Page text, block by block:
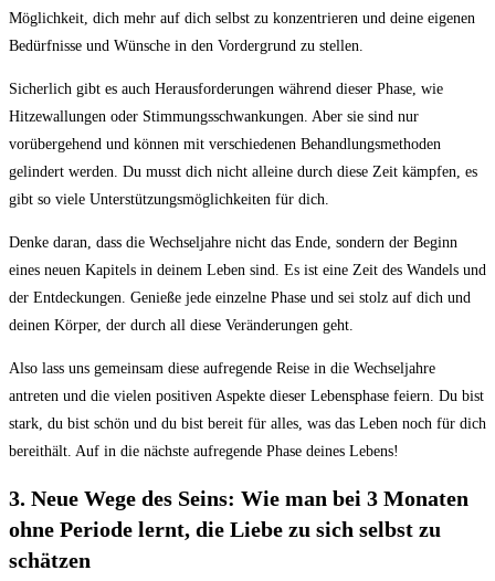
Möglichkeit, dich mehr auf dich selbst zu konzentrieren und deine eigenen
Bedürfnisse und Wünsche in den Vordergrund zu stellen.
Sicherlich gibt es auch Herausforderungen während dieser Phase, wie
Hitzewallungen oder Stimmungsschwankungen. Aber sie sind nur
vorübergehend und können mit verschiedenen Behandlungsmethoden
gelindert werden. Du musst dich nicht alleine durch diese Zeit kämpfen, es
gibt so viele Unterstützungsmöglichkeiten für dich.
Denke daran, dass die Wechseljahre nicht das Ende, sondern der Beginn
eines neuen Kapitels in deinem Leben sind. Es ist eine Zeit des Wandels und
der Entdeckungen. Genieße jede einzelne Phase und sei stolz auf dich und
deinen Körper, der durch all diese Veränderungen geht.
Also lass uns gemeinsam diese aufregende Reise in die Wechseljahre
antreten und die vielen positiven Aspekte dieser Lebensphase feiern. Du bist
stark, du bist schön und du bist bereit für alles, was das Leben noch für dich
bereithält. Auf in die nächste aufregende Phase deines Lebens!
3. Neue Wege des Seins: Wie man bei 3 Monaten
ohne Periode lernt, die Liebe zu sich selbst zu
schätzen